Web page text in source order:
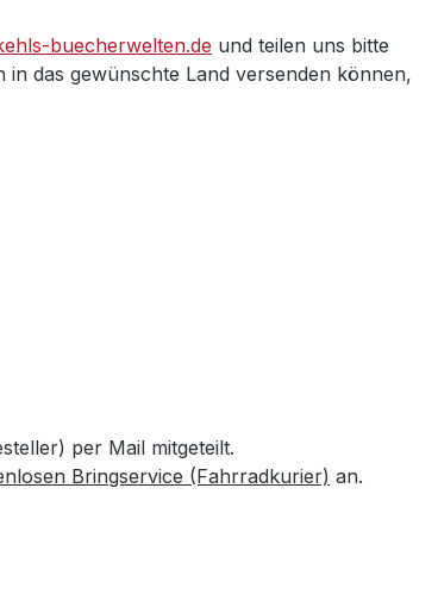
buecherwelten.de und teilen uns bitte
das gewünschte Land versenden können,
per Mail mitgeteilt.
Bringservice (Fahrradkurier) an.